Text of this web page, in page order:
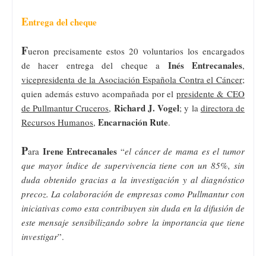
Entrega del cheque
Fueron precisamente estos 20 voluntarios los encargados
de hacer entrega del cheque a Inés Entrecanales,
vicepresidenta de la Asociación Española Contra el Cáncer;
quien además estuvo acompañada por el presidente & CEO
de Pullmantur Cruceros, Richard J. Vogel; y la directora de
Recursos Humanos, Encarnación Rute.
Para Irene Entrecanales “el cáncer de mama es el tumor
que mayor índice de supervivencia tiene con un 85%, sin
duda obtenido gracias a la investigación y al diagnóstico
precoz. La colaboración de empresas como Pullmantur con
iniciativas como esta contribuyen sin duda en la difusión de
este mensaje sensibilizando sobre la importancia que tiene
investigar”.